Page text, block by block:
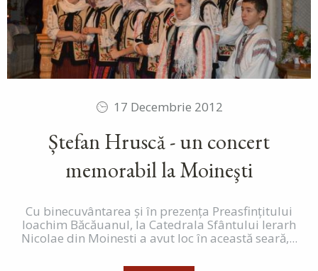
17 Decembrie 2012
Ștefan Hruscă - un concert
memorabil la Moineşti
Cu binecuvântarea și în prezența Preasfințitului
Ioachim Băcăuanul, la Catedrala Sfântului Ierarh
Nicolae din Moinesti a avut loc în această seară,...